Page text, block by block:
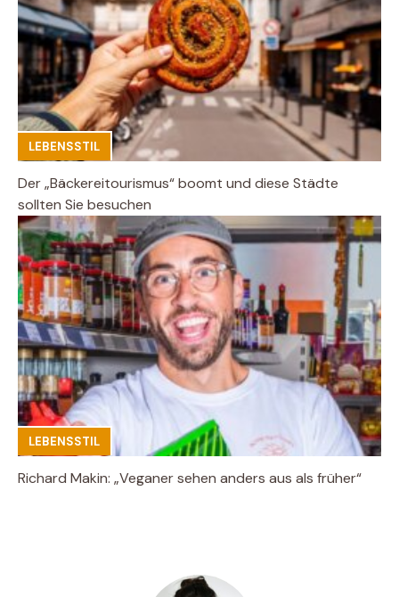
LEBENSSTIL
Der „Bäckereitourismus“ boomt und diese Städte
sollten Sie besuchen
LEBENSSTIL
Richard Makin: „Veganer sehen anders aus als früher“